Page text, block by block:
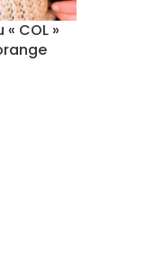
COL »